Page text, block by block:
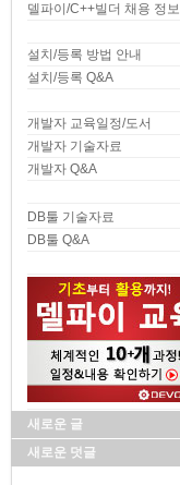
델파이/C++빌더 채용 정보
설치/등록 방법 안내
설치/등록 Q&A
개발자 교육일정/도서
개발자 기술자료
개발자 Q&A
DB툴 기술자료
DB툴 Q&A
새로운 글
새로운 덧글